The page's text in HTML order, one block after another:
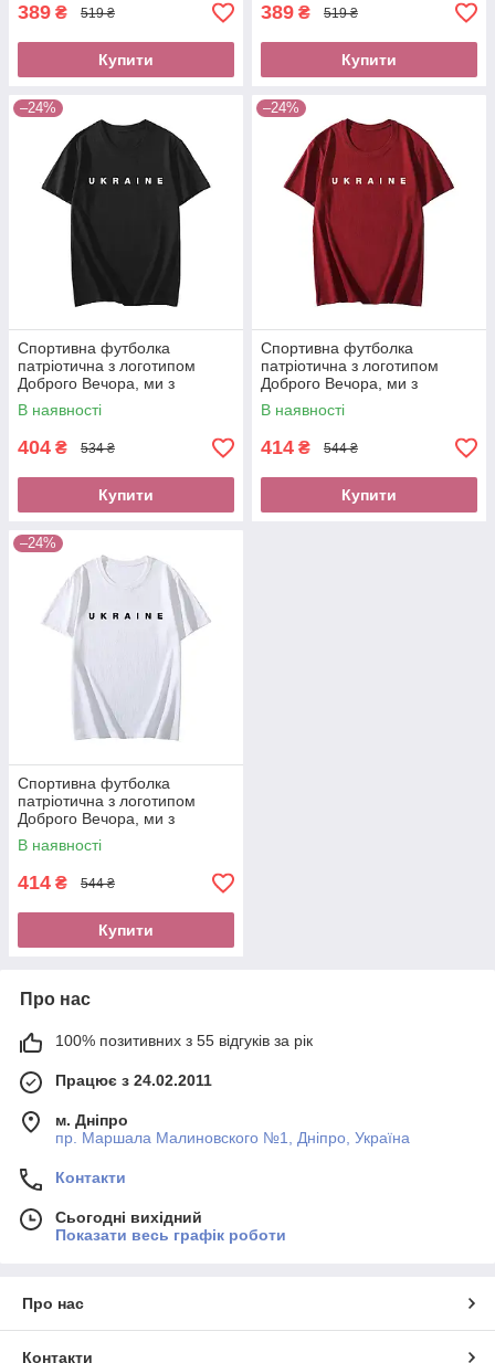
389 ₴ 519 ₴
Купити
389 ₴ 519 ₴
Купити
–24%
Спортивна футболка
патріотична з логотипом
Доброго Вечора, ми з
України, з написами Україна,
Ukraine з українською
В наявності
404 ₴ 534 ₴
Купити
–24%
Спортивна футболка
патріотична з логотипом
Доброго Вечора, ми з
України, з написами Україна,
Ukraine з українською
В наявності
414 ₴ 544 ₴
Купити
–24%
Спортивна футболка
патріотична з логотипом
Доброго Вечора, ми з
України, з написами Україна,
Ukraine з українською
В наявності
414 ₴ 544 ₴
Купити
Про нас
100% позитивних з 55 відгуків за рік
Працює з 24.02.2011
м. Дніпро
пр. Маршала Малиновского №1, Дніпро, Україна
Контакти
Сьогодні вихідний
Показати весь графік роботи
Про нас
Контакти